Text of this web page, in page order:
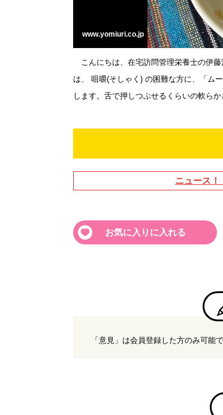
www.yomiuri.co.jp
こんにちは、在宅訪問管理栄養士の伊
は、 咀嚼(そしゃく) の困難な方に、「ム
します。舌で押しつぶせるくらいの軟ら
ニュース
お気に入りに入れる
「意見」は会員登録した方のみ可能で